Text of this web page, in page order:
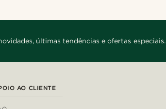
últimas tendências e ofertas especiais.
AO CLIENTE